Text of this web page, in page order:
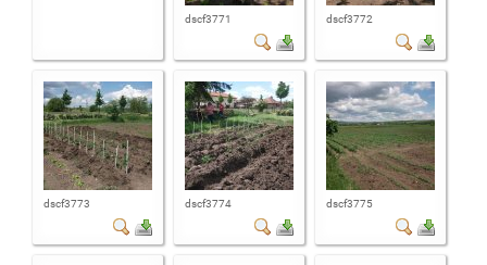
dscf3771 dscf3772
dscf3773 dscf3774 dscf3775